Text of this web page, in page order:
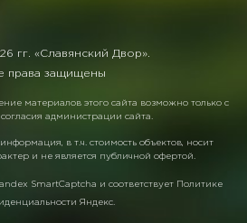
гг. «Славянский Двор».
права защищены
материалов этого сайта возможно только с
администрации сайта.
в т.ч. стоимость объектов, носит
и не является публичной офертой.
SmartCaptcha и соответствует Политике
Яндекс.